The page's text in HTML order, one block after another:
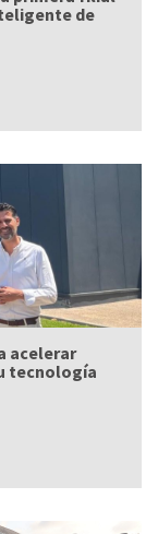
de
acelerar
tecnología